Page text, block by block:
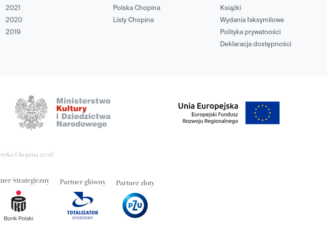
Książki
Wydania faksymilowe
Polityka prywatności
Deklaracja dostępności
Polska Chopina
Listy Chopina
2021
2020
2019
Chopina 2026
Strategiczny Partner główny Partner złoty